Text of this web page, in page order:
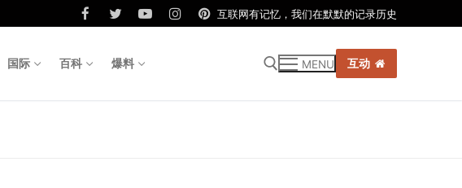
互联网有记忆，我们在默默的记录历史
国际 百科 爆料 MENU 互动